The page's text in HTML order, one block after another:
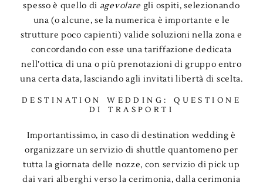
spesso è quello di agevolare gli ospiti, selezionando
una (o alcune, se la numerica è importante e le
strutture poco capienti) valide soluzioni nella zona e
concordando con esse una tariffazione dedicata
nell’ottica di una o più prenotazioni di gruppo entro
una certa data, lasciando agli invitati libertà di scelta.
DESTINATION WEDDING: QUESTIONE
DI TRASPORTI
Importantissimo, in caso di destination wedding è
organizzare un servizio di shuttle quantomeno per
tutta la giornata delle nozze, con servizio di pick up
dai vari alberghi verso la cerimonia, dalla cerimonia